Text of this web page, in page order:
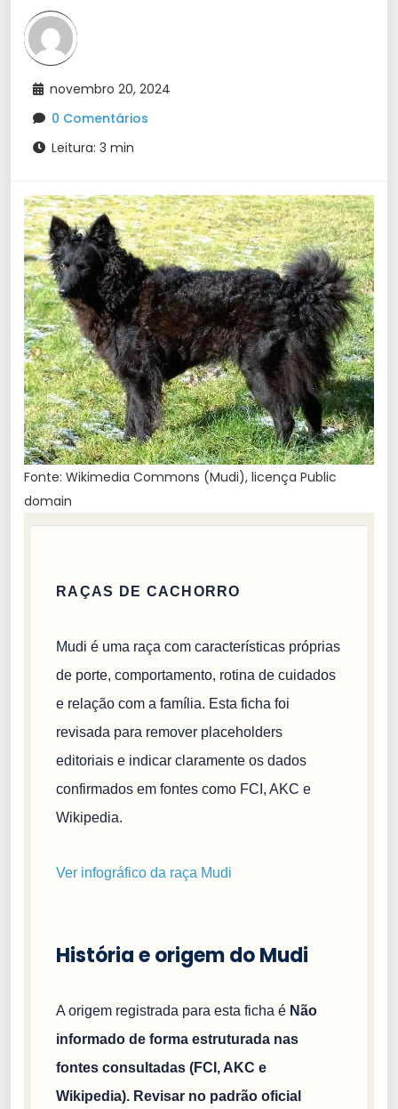
novembro 20, 2024
0 Comentários
Leitura: 3 min
Fonte: Wikimedia Commons (Mudi), licença Public
domain
RAÇAS DE CACHORRO
Mudi é uma raça com características próprias
de porte, comportamento, rotina de cuidados
e relação com a família. Esta ficha foi
revisada para remover placeholders
editoriais e indicar claramente os dados
confirmados em fontes como FCI, AKC e
Wikipedia.
Ver infográfico da raça Mudi
História e origem do Mudi
A origem registrada para esta ficha é Não
informado de forma estruturada nas
fontes consultadas (FCI, AKC e
Wikipedia). Revisar no padrão oficial